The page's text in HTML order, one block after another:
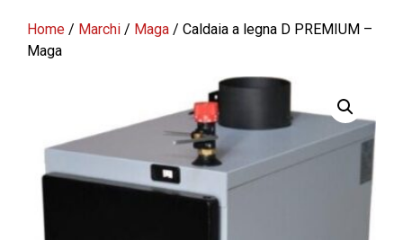
Home / Marchi / Maga / Caldaia a legna D PREMIUM –
Maga